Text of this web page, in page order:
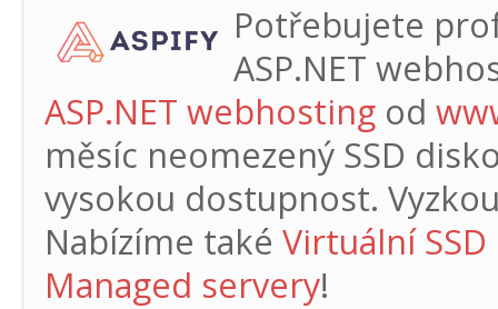
Potřebujete
ASP.NET
ASP.NET webhosting od
měsíc neomezený SSD
vysokou dostupnost.
Nabízíme také Virtuální
Managed servery!